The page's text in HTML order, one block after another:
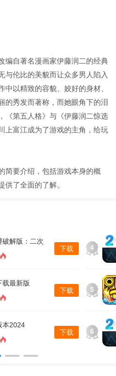
自著名漫画家伊藤润二的经典
与伦比的美貌而让众多男人陷入
以精致的容貌、姣好的身材、
的秀发而著称，而她眼角下的泪
《第五人格》与《伊藤润二惊选
上富江成为了游戏的主角，给玩
简要介绍，包括游戏本身的概
供了全面的了解。
破解版：二次
下载
载最新版
下载
本2024
下载
4
5
6